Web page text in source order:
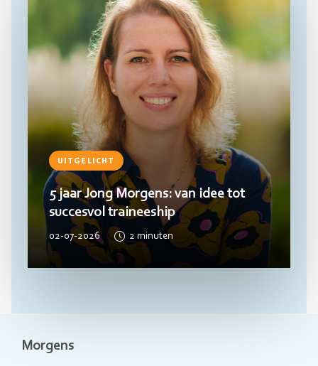
UITGELICHT
5 jaar Jong Morgens: van idee tot
succesvol traineeship
02-07-2026 2 minuten
Morgens